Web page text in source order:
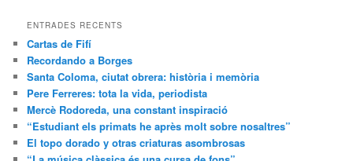
ENTRADES RECENTS
Cartas de Fifí
Recordando a Borges
Santa Coloma, ciutat obrera: història i memòria
Pere Ferreres: tota la vida, periodista
Mercè Rodoreda, una constant inspiració
“Estudiant els primats he après molt sobre nosaltres”
El topo dorado y otras criaturas asombrosas